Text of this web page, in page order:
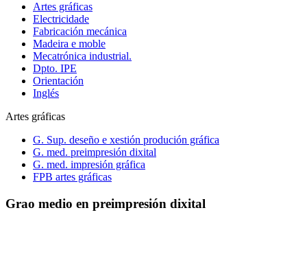
Artes gráficas
Electricidade
Fabricación mecánica
Madeira e moble
Mecatrónica industrial.
Dpto. IPE
Orientación
Inglés
Artes gráficas
G. Sup. deseño e xestión produción gráfica
G. med. preimpresión dixital
G. med. impresión gráfica
FPB artes gráficas
Grao medio en preimpresión dixital